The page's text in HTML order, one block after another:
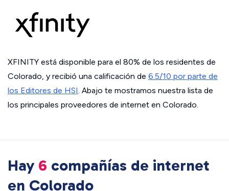
XFINITY está disponible para el 80% de los residentes de
Colorado, y recibió una calificación de 6.5/10 por parte de
los Editores de HSI. Abajo te mostramos nuestra lista de
los principales proveedores de internet en Colorado.
Hay 6 compañías de internet
en Colorado